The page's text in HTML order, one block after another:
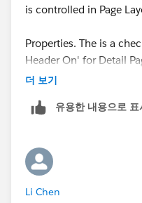
is controlled in Page
Properties. The is a
Header On' for Detail
arrow shows up when
Thanks,
Pritam Shekhawat
더 보기
유용한 내용으로 표
Li Chen